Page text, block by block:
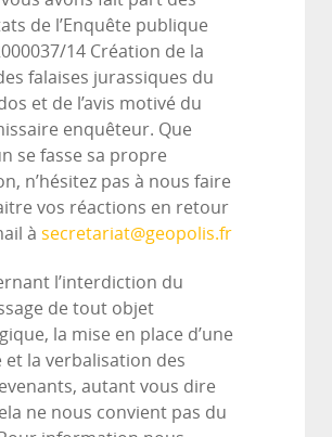
de l’Enquête publique
14 Création de la
falaises jurassiques du
et de l’avis motivé du
enquêteur. Que
se fasse sa propre
n’hésitez pas à nous faire
vos réactions en retour
à secretariat@geopolis.fr
l’interdiction du
de tout objet
la mise en place d’une
et la verbalisation des
autant vous dire
ne nous convient pas du